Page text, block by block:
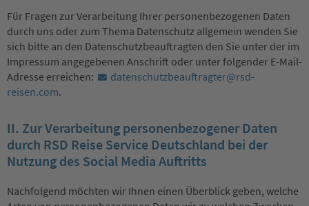
Für Fragen zur Verarbeitung Ihrer personenbezogenen Daten
durch uns oder zum Thema Datenschutz allgemein wenden Sie
sich bitte an den Datenschutzbeauftragten den Sie unter der im
Impressum angegebenen Anschrift oder unter folgender E-Mail-
Adresse erreichen:
datenschutzbeauftragter@rsd-
reisen.com.
II. Zur Verarbeitung personenbezogener Daten
durch RSD Reise Service Deutschland bei der
Nutzung des Social Media Auftritts
Nachfolgend möchten wir Ihnen einen Überblick geben, welche